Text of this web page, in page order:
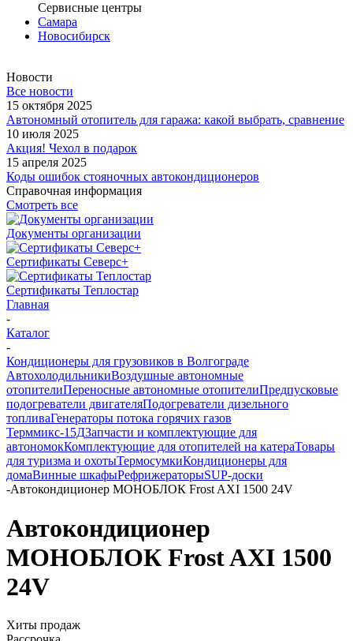
Сервисные центры
Самара
Новосибирск
Новости
Все новости
15 октября 2025
Автономный отопитель для гаража: какой выбрать, сравнение
10 июля 2025
Акция! Чехол в подарок
15 апреля 2025
Коды ошибок стояночных автокондиционеров
Справочная информация
Смотреть все
Документы организации
Сертификаты Северс+
Сертификаты Теплостар
Главная
-
Каталог
-
Кондиционеры для грузовиков в Волгограде
АвтохолодильникиВоздушные автономные
отопителиПереносные автономные отопителиПредпусковые
подогреватели двигателяПодогреватели дизельного
топливаГенераторы потока горячих газов
Терммикс-15ДЗапчасти и комплектующие для
автономокКомплектующие для отопителей на катераТовары
для туризма и охотыТермосумкиКондиционеры для
домаВинные шкафыРефрижераторыSUP-доски
-Автокондиционер МОНОБЛОК Frost AXI 1500 24V
Автокондиционер
МОНОБЛОК Frost AXI 1500
24V
Хиты продаж